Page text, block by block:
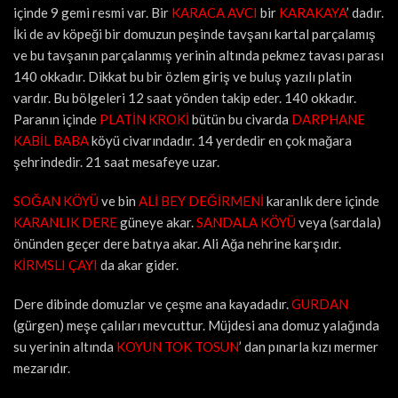
içinde 9 gemi resmi var. Bir KARACA AVCI bir KARAKAYA’ dadır.
İki de av köpeği bir domuzun peşinde tavşanı kartal parçalamış
ve bu tavşanın parçalanmış yerinin altında pekmez tavası parası
140 okkadır. Dikkat bu bir özlem giriş ve buluş yazılı platin
vardır. Bu bölgeleri 12 saat yönden takip eder. 140 okkadır.
Paranın içinde PLATİN KROKİ bütün bu civarda DARPHANE
KABİL BABAköyü civarındadır. 14 yerdedir en çok mağara
şehrindedir. 21 saat mesafeye uzar.
SOĞAN KÖYÜve bin ALİ BEY DEĞİRMENİ karanlık dere içinde
KARANLIK DEREgüneye akar.SANDALA KÖYÜveya (sardala)
önünden geçer dere batıya akar. Ali Ağa nehrine karşıdır.
KİRMSLI ÇAYI da akar gider.
Dere dibinde domuzlar ve çeşme ana kayadadır.GURDAN
(gürgen) meşe çalıları mevcuttur. Müjdesi ana domuz yalağında
su yerinin altında KOYUN TOK TOSUN’ dan pınarla kızı mermer
mezarıdır.